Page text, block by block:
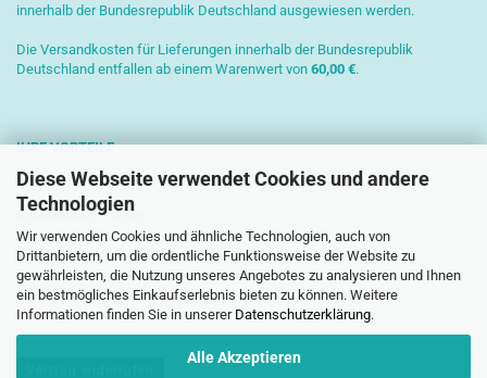
Diese Webseite verwendet Cookies und andere
Technologien
Wir verwenden Cookies und ähnliche Technologien, auch von
Drittanbietern, um die ordentliche Funktionsweise der Website zu
gewährleisten, die Nutzung unseres Angebotes zu analysieren und Ihnen
ein bestmögliches Einkaufserlebnis bieten zu können. Weitere
Informationen finden Sie in unserer Datenschutzerklärung.
Alle Akzeptieren
innerhalb der Bundesrepublik Deutschland ausgewiesen werden.
Die Versandkosten für Lieferungen innerhalb der Bundesrepublik
Deutschland entfallen ab einem Warenwert von 60,00 €.
IHRE VORTEILE
Sichere Zahlung mit SSL-Verschlüsselung
Kostenlose Beratung
Schnelle Versendung
Paketversand mit DHL